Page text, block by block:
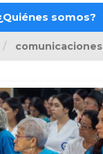
somos?
comunicaciones